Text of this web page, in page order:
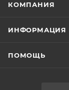
КОМПАНИЯ
ИНФОРМАЦИЯ
ПОМОЩЬ